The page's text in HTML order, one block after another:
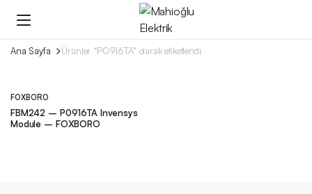
Ana Sayfa Ürünler “P0916TA” olarak etiketlendi
FOXBORO
FBM242 – P0916TA Invensys
Module – FOXBORO